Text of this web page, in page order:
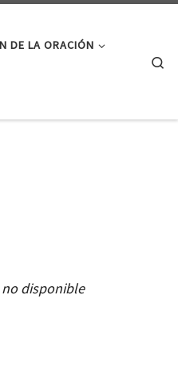
DE LA ORACIÓN
no disponible